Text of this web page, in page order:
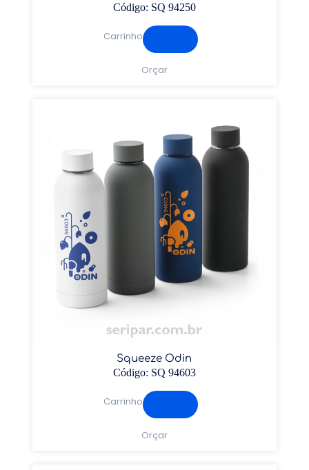
Código: SQ 94250
Carrinho
Orçar
Squeeze Odin
Código: SQ 94603
Carrinho
Orçar